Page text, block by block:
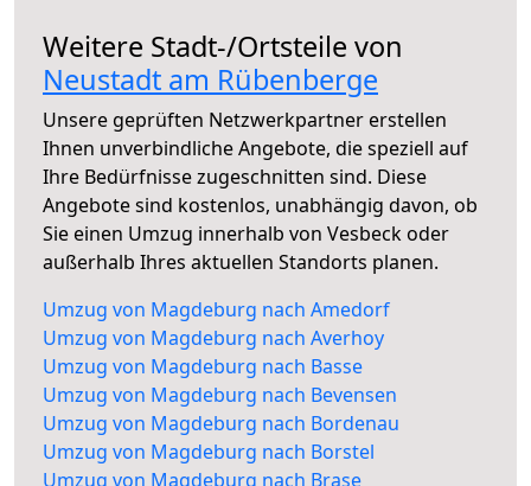
Weitere Stadt-/Ortsteile von
Neustadt am Rübenberge
Unsere geprüften Netzwerkpartner erstellen
Ihnen unverbindliche Angebote, die speziell auf
Ihre Bedürfnisse zugeschnitten sind. Diese
Angebote sind kostenlos, unabhängig davon, ob
Sie einen Umzug innerhalb von Vesbeck oder
außerhalb Ihres aktuellen Standorts planen.
Umzug von Magdeburg nach Amedorf
Umzug von Magdeburg nach Averhoy
Umzug von Magdeburg nach Basse
Umzug von Magdeburg nach Bevensen
Umzug von Magdeburg nach Bordenau
Umzug von Magdeburg nach Borstel
Umzug von Magdeburg nach Brase